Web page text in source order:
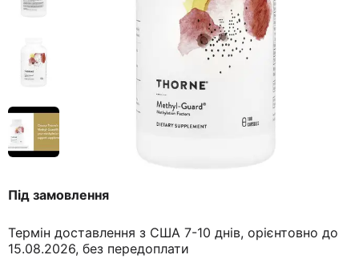
Під замовлення
Термін доставлення з США 7-10 днів, орієнтовно до
15.08.2026, без передоплати